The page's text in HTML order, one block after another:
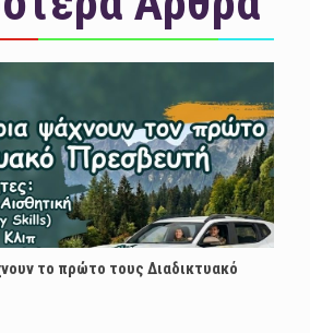
το πρώτο τους Διαδικτυακό